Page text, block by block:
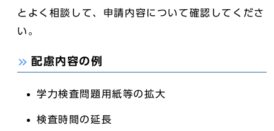
とよく相談して、申請内容について確認してくださ
い。
配慮内容の例
学力検査問題用紙等の拡大
検査時間の延長